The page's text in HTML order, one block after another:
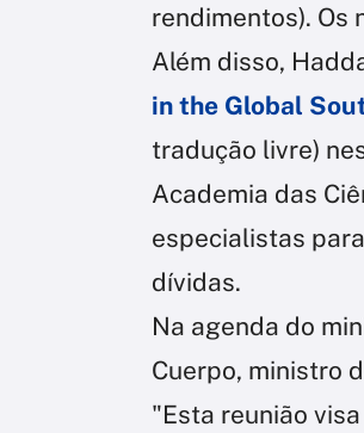
rendimentos). Os
Além disso,
in the Global
tradução livre)
Academia das
especialistas
dívidas.
Na agenda do
Cuerpo, ministro
"Esta reunião